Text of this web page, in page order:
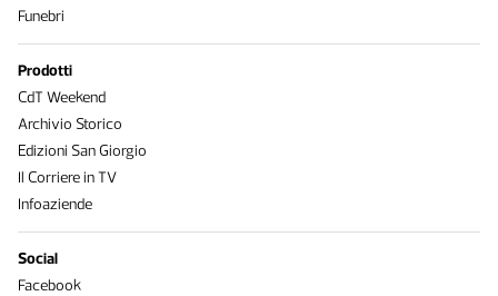
Funebri
Prodotti
CdT Weekend
Archivio Storico
Edizioni San Giorgio
Il Corriere in TV
Infoaziende
Social
Facebook